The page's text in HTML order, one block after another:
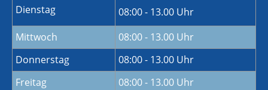
Dienstag
08:00 - 13.00 Uhr
Mittwoch
08:00 - 13.00 Uhr
Donnerstag
08:00 - 13.00 Uhr
Freitag
08:00 - 13.00 Uhr